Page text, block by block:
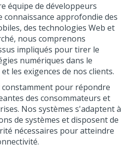
équipe de développeurs
connaissance approfondie des
des technologies Web et
nous comprenons
impliqués pour tirer le
numériques dans le
les exigences de nos clients.
pour répondre
des consommateurs et
Nos systèmes s'adaptent à
de systèmes et disposent de
nécessaires pour atteindre